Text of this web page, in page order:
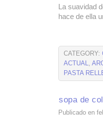
La suavidad
hace de ella
CATEGORY:
ACTUAL,
PASTA
sopa de
Publicado en